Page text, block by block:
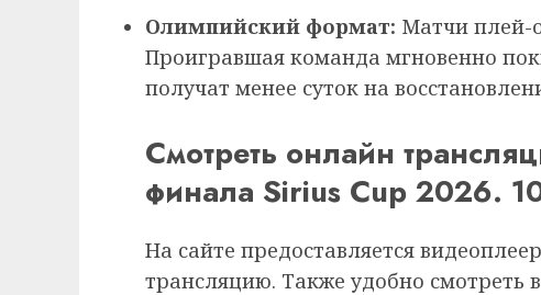
Олимпийский формат: Матчи плей-
Проигравшая команда мгновенно
получат менее суток на
Смотреть онлайн
финала Sirius Cup 2026.
На сайте предоставляется
трансляцию. Также удобно смотреть